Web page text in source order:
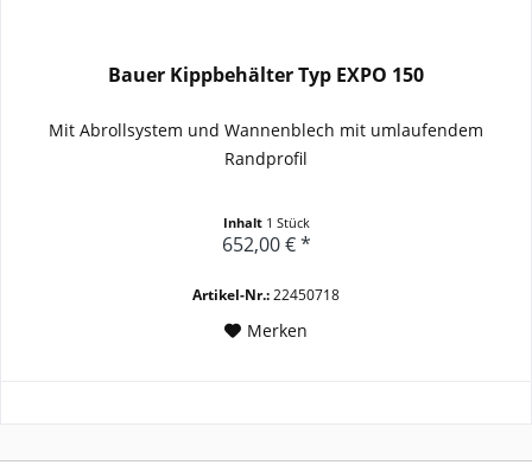
Bauer Kippbehälter Typ EXPO 150
Mit Abrollsystem und Wannenblech mit umlaufendem
Randprofil
Inhalt 1 Stück
652,00 € *
Artikel-Nr.:22450718
Merken